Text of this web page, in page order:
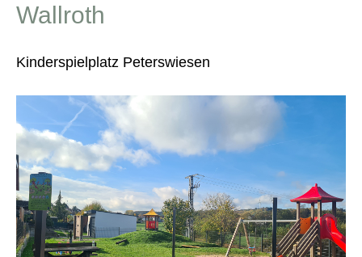
Wallroth
Kinderspielplatz Peterswiesen